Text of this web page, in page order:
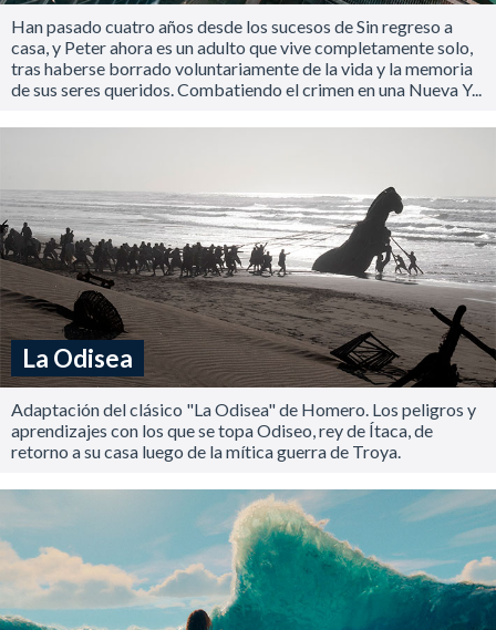
Han pasado cuatro años desde los sucesos de Sin regreso a
casa, y Peter ahora es un adulto que vive completamente solo,
tras haberse borrado voluntariamente de la vida y la memoria
de sus seres queridos. Combatiendo el crimen en una Nueva Y...
La Odisea
Adaptación del clásico "La Odisea" de Homero. Los peligros y
aprendizajes con los que se topa Odiseo, rey de Ítaca, de
retorno a su casa luego de la mítica guerra de Troya.